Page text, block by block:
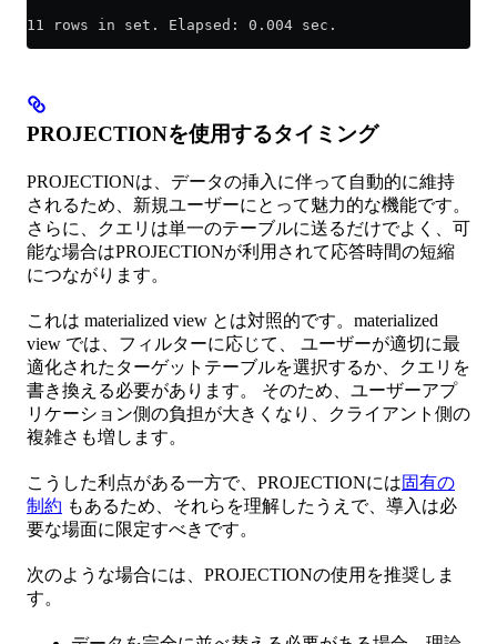
11 rows in set. Elapsed: 0.004 sec.
PROJECTIONを使用するタイミング
PROJECTIONは、データの挿入に伴って自動的に維持
されるため、新規ユーザーにとって魅力的な機能です。
さらに、クエリは単一のテーブルに送るだけでよく、可
能な場合はPROJECTIONが利用されて応答時間の短縮
につながります。
これは materialized view とは対照的です。materialized
view では、フィルターに応じて、 ユーザーが適切に最
適化されたターゲットテーブルを選択するか、クエリを
書き換える必要があります。 そのため、ユーザーアプ
リケーション側の負担が大きくなり、クライアント側の
複雑さも増します。
こうした利点がある一方で、PROJECTIONには固有の
制約 もあるため、それらを理解したうえで、導入は必
要な場面に限定すべきです。
次のような場合には、PROJECTIONの使用を推奨しま
す。